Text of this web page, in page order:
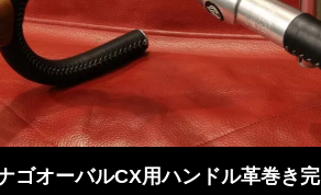
ゴオーバルCX用ハンドル革巻き完